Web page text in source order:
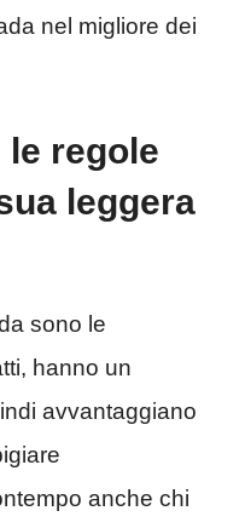
nel migliore dei
regole
leggera
sono le
hanno un
avvantaggiano
anche chi